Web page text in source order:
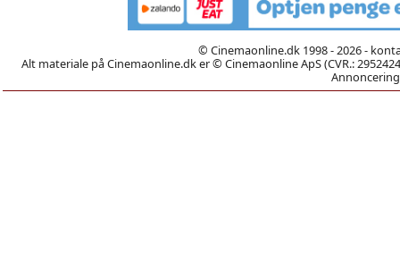
© Cinemaonline.dk 1998 - 2026 -
Alt materiale på Cinemaonline.dk er © Cinemaonline ApS (CVR.: